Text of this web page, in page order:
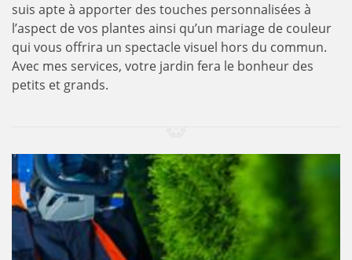
suis apte à apporter des touches personnalisées à
l’aspect de vos plantes ainsi qu’un mariage de couleur
qui vous offrira un spectacle visuel hors du commun.
Avec mes services, votre jardin fera le bonheur des
petits et grands.